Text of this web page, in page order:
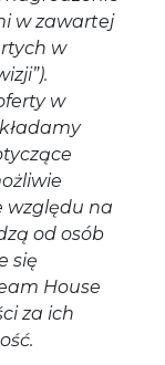
w zawartej
w
w
względu na
od osób
się
House
za ich